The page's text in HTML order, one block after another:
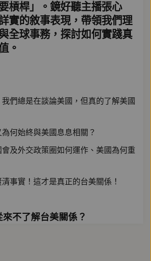
槓桿」。鏡好聽主播張心
實的敘事表現，帶領我們理
全球事務，探討如何實踐真
。
們總是在談論美國，但真的了解美國
何始終與美國息息相關？
及外交政策圈如何運作、美國為何重
事實！這才是真正的台美關係！
不了解台美關係？